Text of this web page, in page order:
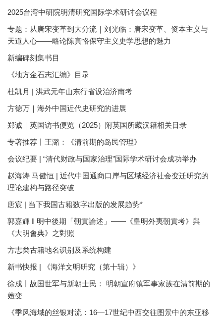
2025台湾中研院明清研究国际学术研讨会议程
专题：从唐宋变革到大分流｜刘光临：唐宋变革、资本主义与
天道人心——略论陈寅恪保守主义史学思想的魅力
新编碑刻集书目
《地方金石志汇编》目录
杜凯月 | 洪武元年山东行省设治济南考
方徳万｜海外中国近代史研究的进展
郑诚｜英国访书便览（2025）附英国所藏汉籍相关目录
专著推荐丨王潞：《清前期的岛民管理》
会议纪要 | “清代财政与国家治理”国际学术研讨会成功举办
赵海涛 马健恒 | 近代中国通商口岸与区域经济社会变迁研究的
理论建构与路径突破
唐宸 | 当下我国古籍数字出版的发展趋势*
郭嘉輝 ‖ 明中後期「朝貢論述」——《皇明外夷朝貢考》與
《大明會典》之對照
方志类古籍地名识别及系统构建
新书快报 | 《海洋文明研究（第十辑）》
徐成丨故国世军与新朝士民： 明朝宣府镇军事家族在清前期的
嬗变
《季风海域的丝银对流：16—17世纪中西交往图景中的东亚移